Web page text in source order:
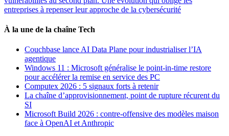
entreprises à repenser leur approche de la cybersécurité
À la une de la chaîne Tech
Couchbase lance AI Data Plane pour industrialiser l’IA
agentique
Windows 11 : Microsoft généralise le point-in-time restore
pour accélérer la remise en service des PC
Computex 2026 : 5 signaux forts à retenir
La chaîne d’approvisionnement, point de rupture récurent du
SI
Microsoft Build 2026 : contre-offensive des modèles maison
face à OpenAI et Anthropic